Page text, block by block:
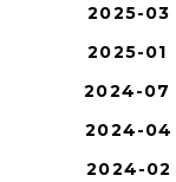
2025-03
2025-01
2024-07
2024-04
2024-02